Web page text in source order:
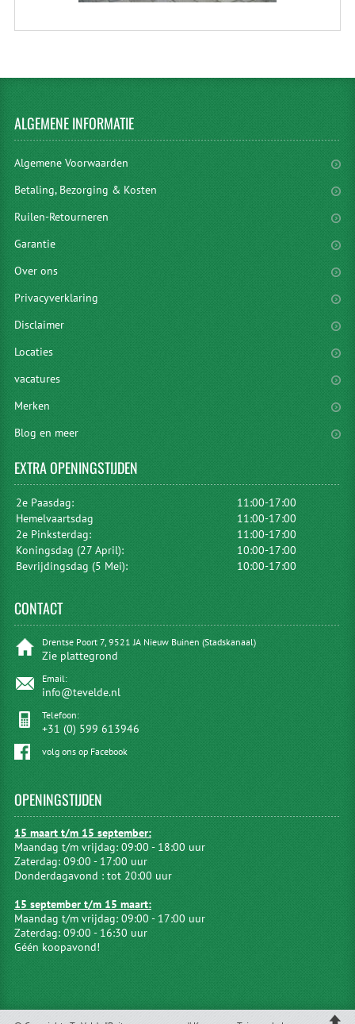
ALGEMENEINFORMATIE
Algemene Voorwaarden
Betaling, Bezorging & Kosten
Ruilen-Retourneren
Garantie
Over ons
Privacyverklaring
Disclaimer
Locaties
vacatures
Merken
Blog en meer
EXTRAOPENINGSTIJDEN
2e Paasdag:
11:00-17:00
Hemelvaartsdag
11:00-17:00
2e Pinksterdag:
11:00-17:00
Koningsdag (27 April):
10:00-17:00
Bevrijdingsdag (5 Mei):
10:00-17:00
CONTACT
Drentse Poort 7, 9521 JA Nieuw Buinen (Stadskanaal)
Zie plattegrond
Email:
info@tevelde.nl
Telefoon:
+31 (0) 599 613946
volg ons op Facebook
OPENINGSTIJDEN
15 maart t/m 15 september:
Maandag t/m vrijdag: 09:00 - 18:00 uur
Zaterdag: 09:00 - 17:00 uur
Donderdagavond : tot 20:00 uur
15 september t/m 15 maart:
Maandag t/m vrijdag: 09:00 - 17:00 uur
Zaterdag: 09:00 - 16:30 uur
Géén koopavond!